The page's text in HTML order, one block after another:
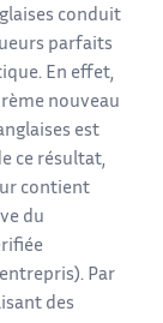
conduit
parfaits
En effet,
nouveau
est
ce résultat,
contient
du
Par
des